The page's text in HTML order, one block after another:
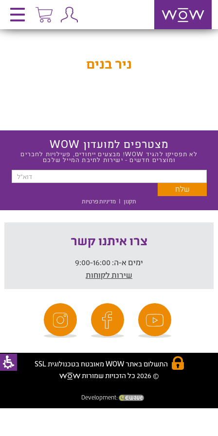
ניר בנים
מצטרפים למועדון WOW
לא תפסיקו להגיד WOW! מבצעים ייחודים, פעילויות לחברים
ומוצרים חדשים - ישירות לתיבת המייל שלכם
תקנון | מדיניות פרטיות
צרו איתנו קשר
ימים א-ה:
שירות לקוחות
התשלום באתר WOW מאובטח בטכנולוגית SSL
© 2026 כל הזכויות שמורות
Development: